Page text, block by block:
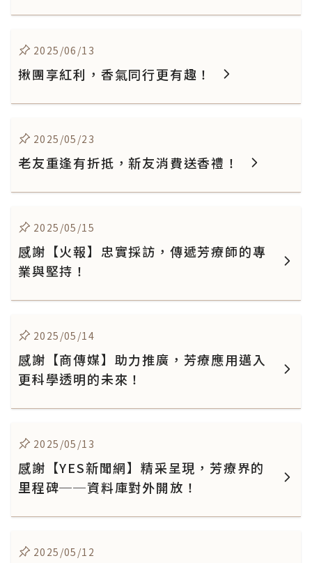
2025/06/13
揪團享紅利，香氣同行更有趣！
2025/05/23
老友重逢有折抵，新友消費送香禮！
2025/05/15
感謝【火報】忠實採訪，傳遞芳療師的專
業與堅持！
2025/05/14
感謝【商傳媒】助力推廣，芳療應用邁入
更科學透明的未來！
2025/05/13
感謝【YES新聞網】精采呈現，芳療界的
里程碑──資料庫對外開放！
2025/05/12